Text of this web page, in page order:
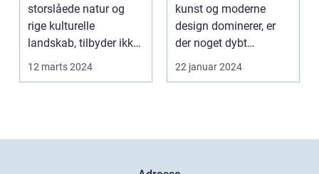
storslåede natur og
rige kulturelle
landskab, tilbyder ikke
kun en flugt ...
12 marts 2024
kunst og moderne
design dominerer, er
der noget dybt
fascinerende og
drage...
22 januar 2024